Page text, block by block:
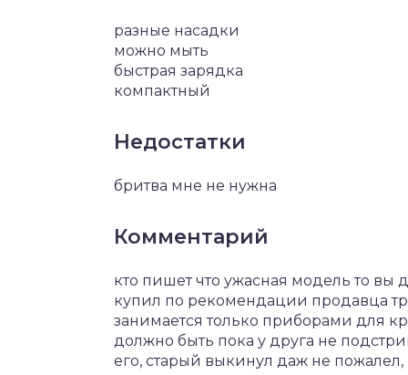
разные насадки
можно мыть
быстрая зарядка
компактный
Недостатки
бритва мне не нужна
Комментарий
кто пишет что ужасная модель то вы
купил по рекомендации продавца
занимается только приборами для
должно быть пока у друга не
его, старый выкинул даж не пожалел,